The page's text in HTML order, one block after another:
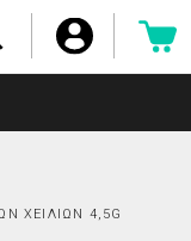
ΧΕΙΛΙΏΝ 4,5G